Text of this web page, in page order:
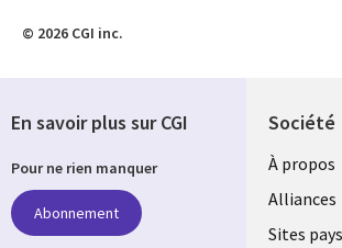
© 2026 CGI inc.
Société
À propos
Alliances
Sites pays
En savoir plus sur CGI
Pour ne rien manquer
Abonnement